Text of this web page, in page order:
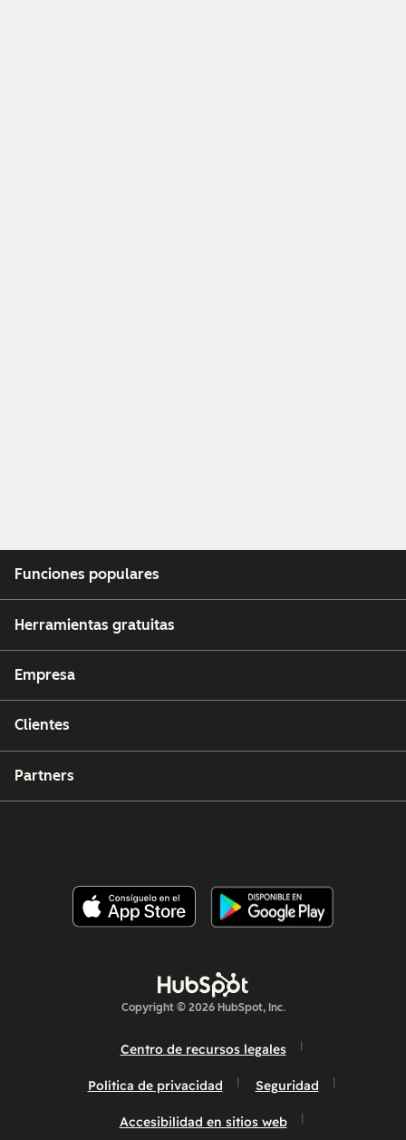
Funciones populares
Herramientas gratuitas
Empresa
Clientes
Partners
Copyright © 2026 HubSpot, Inc.
Centro de recursos legales
Política de privacidad Seguridad
Accesibilidad en sitios web